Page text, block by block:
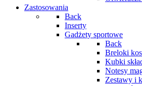
Zastosowania
Back
Inserty
Gadżety sportowe
Back
Breloki
Kubki
Notesy
Zestawy i